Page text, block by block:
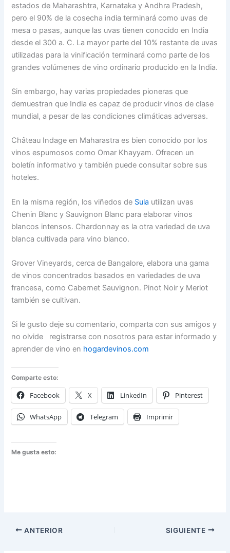
estados de Maharashtra, Karnataka y Andhra Pradesh,
pero el 90% de la cosecha india terminará como uvas de
mesa o pasas, aunque las uvas tienen conocido en India
desde el 300 a. C. La mayor parte del 10% restante de uvas
utilizadas para la vinificación terminará como parte de los
grandes volúmenes de vino ordinario producido en la India.
Sin embargo, hay varias propiedades pioneras que
demuestran que India es capaz de producir vinos de clase
mundial, a pesar de las condiciones climáticas adversas.
Château Indage en Maharastra es bien conocido por los
vinos espumosos como Omar Khayyam. Ofrecen un
boletín informativo y también puede consultar sobre sus
hoteles.
En la misma región, los viñedos de Sula utilizan uvas
Chenin Blanc y Sauvignon Blanc para elaborar vinos
blancos intensos. Chardonnay es la otra variedad de uva
blanca cultivada para vino blanco.
Grover Vineyards, cerca de Bangalore, elabora una gama
de vinos concentrados basados en variedades de uva
francesa, como Cabernet Sauvignon. Pinot Noir y Merlot
también se cultivan.
Si le gusto deje su comentario, comparta con sus amigos y
no olvide registrarse con nosotros para estar informado y
aprender de vino en hogardevinos.com
Comparte esto:
Facebook X LinkedIn Pinterest
WhatsApp Telegram Imprimir
Me gusta esto:
ANTERIOR SIGUIENTE